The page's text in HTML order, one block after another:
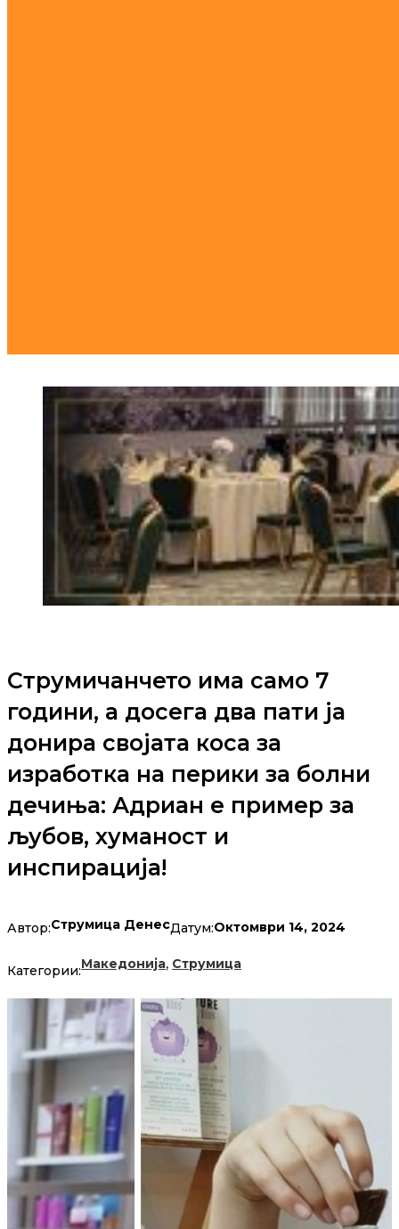
Струмичанчето има само 7
години, а досега два пати ја
донира својата коса за
изработка на перики за болни
дечиња: Адриан е пример за
љубов, хуманост и
инспирација!
Автор:Струмица ДенесДатум:Октомври 14, 2024
Категории:Македонија, Струмица